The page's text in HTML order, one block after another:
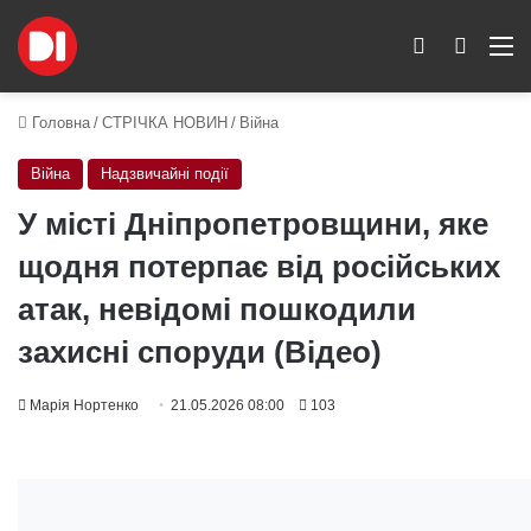
Пошук
Switch skin
Головна / СТРІЧКА НОВИН / Війна
Війна Надзвичайні події
У місті Дніпропетровщини, яке
щодня потерпає від російських
атак, невідомі пошкодили
захисні споруди (Відео)
Марія Нортенко 21.05.2026 08:00 103